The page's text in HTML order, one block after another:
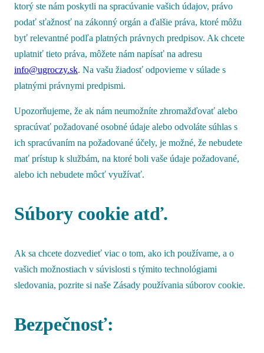
ktorý ste nám poskytli na spracúvanie vašich údajov, právo
podať sťažnosť na zákonný orgán a ďalšie práva, ktoré môžu
byť relevantné podľa platných právnych predpisov. Ak chcete
uplatniť tieto práva, môžete nám napísať na adresu
info@ugroczy.sk. Na vašu žiadosť odpovieme v súlade s
platnými právnymi predpismi.
Upozorňujeme, že ak nám neumožníte zhromažďovať alebo
spracúvať požadované osobné údaje alebo odvoláte súhlas s
ich spracúvaním na požadované účely, je možné, že nebudete
mať prístup k službám, na ktoré boli vaše údaje požadované,
alebo ich nebudete môcť využívať.
Súbory cookie atď.
Ak sa chcete dozvedieť viac o tom, ako ich používame, a o
vašich možnostiach v súvislosti s týmito technológiami
sledovania, pozrite si naše Zásady používania súborov cookie.
Bezpečnosť: